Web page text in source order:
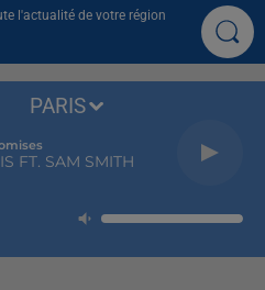
l'actualité de votre région
FT. SAM SMITH
PARIS